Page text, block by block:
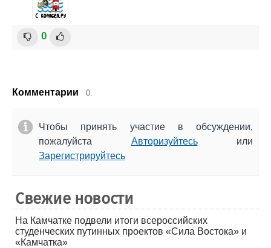
0
Комментарии 0.
Чтобы принять участие в обсуждении,
пожалуйста Авторизуйтесьили
Зарегистрируйтесь
Свежие новости
На Камчатке подвели итоги всероссийских
студенческих путинных проектов «Сила Востока» и
«Камчатка»